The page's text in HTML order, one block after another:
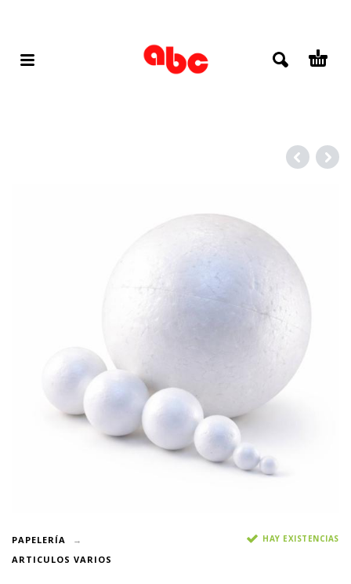
PAPELERÍA
ARTICULOS VARIOS
HAY EXISTENCIAS